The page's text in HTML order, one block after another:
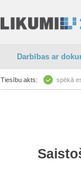
Darbības ar
Tiesību akts: spēkā